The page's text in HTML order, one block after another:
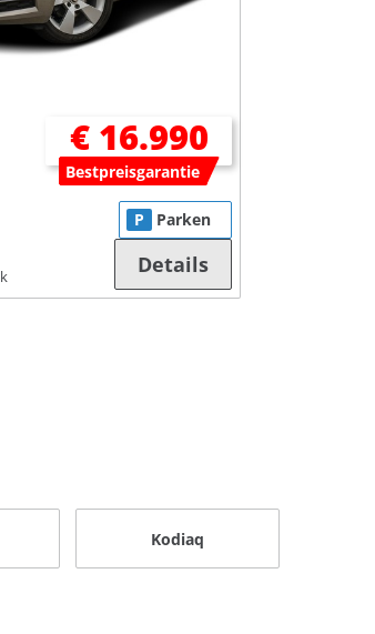
€ 16.990
Bestpreisgarantie
P Parken
Details
Kodiaq